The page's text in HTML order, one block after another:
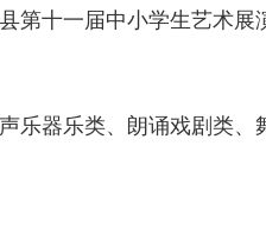
十一届中小学生艺术展
乐器乐类、朗诵戏剧类